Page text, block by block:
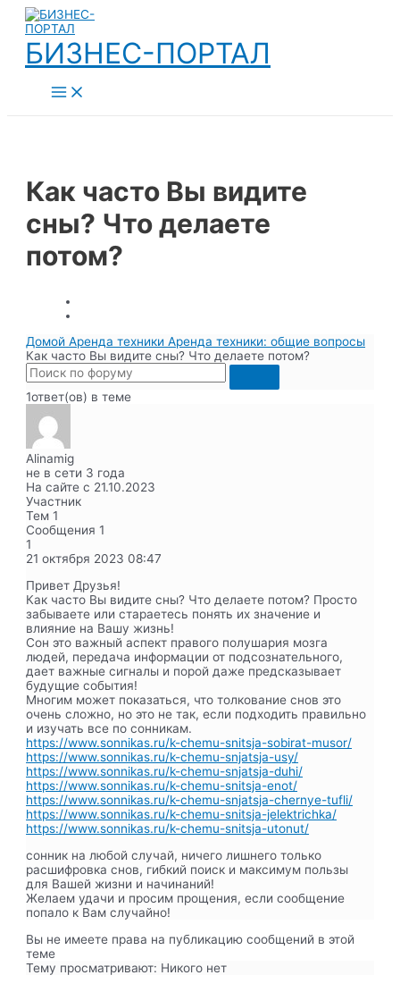
Перейти
содержимому
БИЗНЕС-ПОРТАЛ
Main
Menu
Как часто Вы видите
сны? Что делаете
потом?
Домой Аренда техники Аренда техники: общие вопросы
Как часто Вы видите сны? Что делаете потом?
1ответ(ов) в теме
Alinamig
не в сети 3 года
На сайте с 21.10.2023
Участник
Тем 1
Сообщения 1
1
21 октября 2023 08:47
Привет Друзья!
Как часто Вы видите сны? Что делаете потом? Просто
забываете или стараетесь понять их значение и
влияние на Вашу жизнь!
Сон это важный аспект правого полушария мозга
людей, передача информации от подсознательного,
дает важные сигналы и порой даже предсказывает
будущие события!
Многим может показаться, что толкование снов это
очень сложно, но это не так, если подходить правильно
и изучать все по сонникам.
https://www.sonnikas.ru/k-chemu-snitsja-sobirat-musor/
https://www.sonnikas.ru/k-chemu-snjatsja-usy/
https://www.sonnikas.ru/k-chemu-snjatsja-duhi/
https://www.sonnikas.ru/k-chemu-snitsja-enot/
https://www.sonnikas.ru/k-chemu-snjatsja-chernye-tufli/
https://www.sonnikas.ru/k-chemu-snitsja-jelektrichka/
https://www.sonnikas.ru/k-chemu-snitsja-utonut/
сонник на любой случай, ничего лишнего только
расшифровка снов, гибкий поиск и максимум пользы
для Вашей жизни и начинаний!
Желаем удачи и просим прощения, если сообщение
попало к Вам случайно!
Вы не имеете права на публикацию сообщений в этой
теме
Тему просматривают: Никого нет